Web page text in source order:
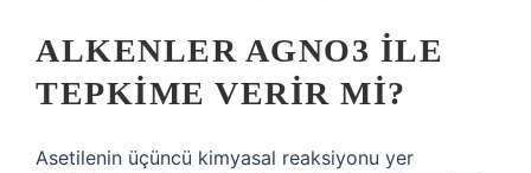
ALKENLER AGNO3 ILE
TEPKIME VERIR MI?
Asetilenin üçüncü kimyasal reaksiyonu yer